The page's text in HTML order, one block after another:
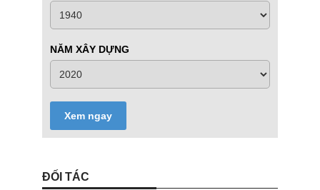
NĂM XÂY DỰNG
Xem ngay
ĐỐI TÁC